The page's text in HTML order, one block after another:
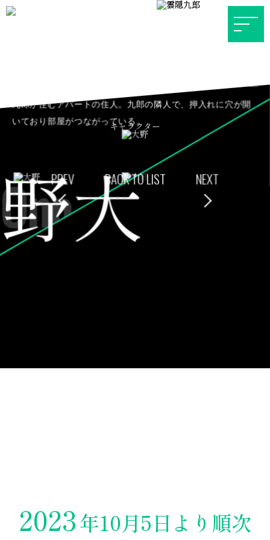
キャラクター
キャラクター
野
Ono
九郎が住むアパートの住人。九郎の隣人で、押入れに穴が開
いており部屋がつながっている。
PREV BACK TO LIST NEXT
2023年10月5日より順次